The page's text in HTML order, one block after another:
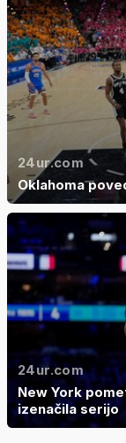
24ur.com
Oklahoma
24ur.com
New York
izenačila serijo